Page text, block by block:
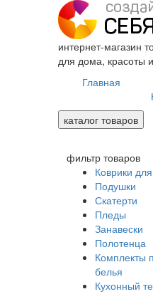
интернет-магазин
для дома, красоты
Главная
каталог товаров
фильтр товаров
Коврики
Подушки
Скатерти
Пледы
Занавески
Полотенца
Комплекты
белья
Кухонный